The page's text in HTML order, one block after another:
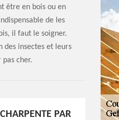
être en bois ou en
de les
il faut le soigner.
des insectes et leurs
cher.
PAR